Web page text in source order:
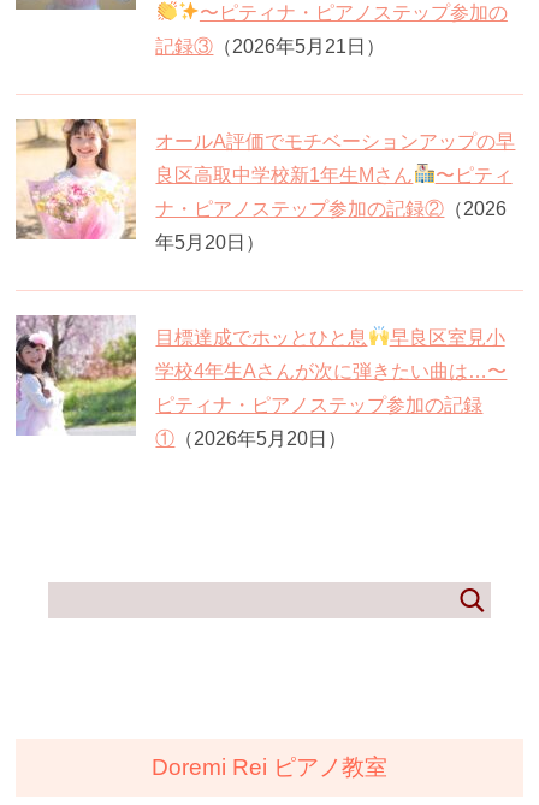
〜ピティナ・ピアノステップ参加の
記録③ （2026年5月21日）
オールA評価でモチベーションアップの早
良区高取中学校新1年生Mさん
〜ピティ
ナ・ピアノステップ参加の記録② （2026
年5月20日）
目標達成でホッとひと息
早良区室見小
学校4年生Aさんが次に弾きたい曲は…〜
ピティナ・ピアノステップ参加の記録
① （2026年5月20日）
Doremi Rei ピアノ教室